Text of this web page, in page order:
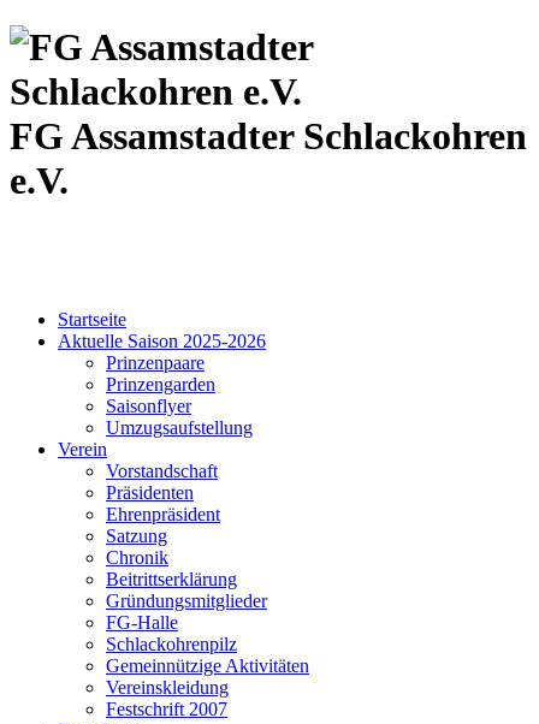
FG Assamstadter Schlackohren
e.V.
Startseite
Aktuelle Saison 2025-2026
Prinzenpaare
Prinzengarden
Saisonflyer
Umzugsaufstellung
Verein
Vorstandschaft
Präsidenten
Ehrenpräsident
Satzung
Chronik
Beitrittserklärung
Gründungsmitglieder
FG-Halle
Schlackohrenpilz
Gemeinnützige Aktivitäten
Vereinskleidung
Festschrift 2007